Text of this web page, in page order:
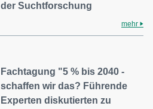
der Suchtforschung
mehr
Fachtagung "5 % bis 2040 -
schaffen wir das? Führende
Experten diskutierten zu